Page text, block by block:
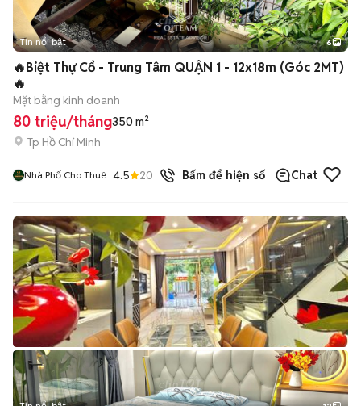
+2
Tin nổi bật 6
🔥Biệt Thự Cổ - Trung Tâm QUẬN 1 - 12x18m (Góc 2MT)
🔥
Mặt bằng kinh doanh
80 triệu/tháng350 m²
Tp Hồ Chí Minh
Nhà Phố Cho Thuê 4.5 20 đã bánBấm để hiện số Chat